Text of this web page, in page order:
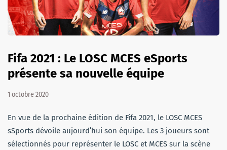
Fifa 2021 : Le LOSC MCES eSports
présente sa nouvelle équipe
1 octobre 2020
En vue de la prochaine édition de Fifa 2021, le LOSC MCES
sSports dévoile aujourd’hui son équipe. Les 3 joueurs sont
sélectionnés pour représenter le LOSC et MCES sur la scène